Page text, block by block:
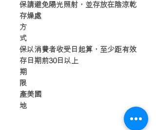
保
存
方
式
請避免陽光照射，並存放在陰涼乾
燥處
保
存
期
限
以消費者收受日起算，至少距有效
日期前30日以上
產
地
美國